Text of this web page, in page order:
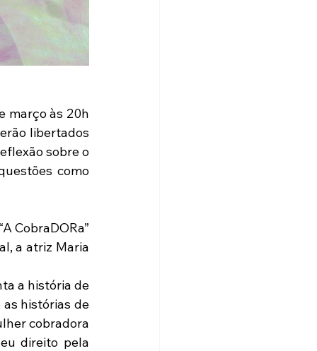
março às 20h
libertados
sobre o
como
CobraDORa”
a atriz Maria
a história de
as histórias de
cobradora
direito pela